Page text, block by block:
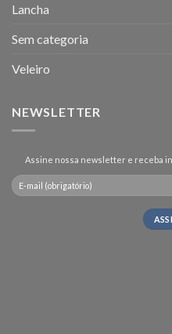
Lancha
Sem categoria
Veleiro
NEWSLETTER
Assine nossa newsletter e receba